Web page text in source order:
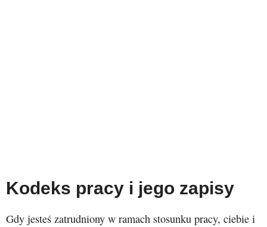
Kodeks pracy i jego zapisy
Gdy jesteś zatrudniony w ramach stosunku pracy, ciebie i